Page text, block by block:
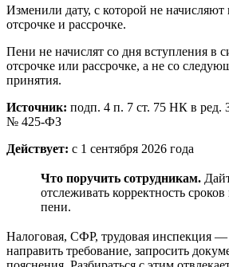
Изменили дату, с которой не
отсрочке и рассрочке.
Пени не начислят со дня вступления в
отсрочке или рассрочке, а не со
принятия.
Источник: подп. 4 п. 7 ст. 75 НК в ред.
№ 425-ФЗ
Действует: с 1 сентября 2026 года
Что поручить сотрудникам.
отслеживать корректность
пени.
Налоговая, СФР, трудовая инспекция
направить требование, запросить